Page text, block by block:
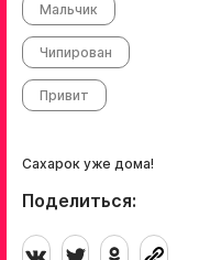
Мальчик
Чипирован
Привит
Сахарок уже дома!
Поделиться: